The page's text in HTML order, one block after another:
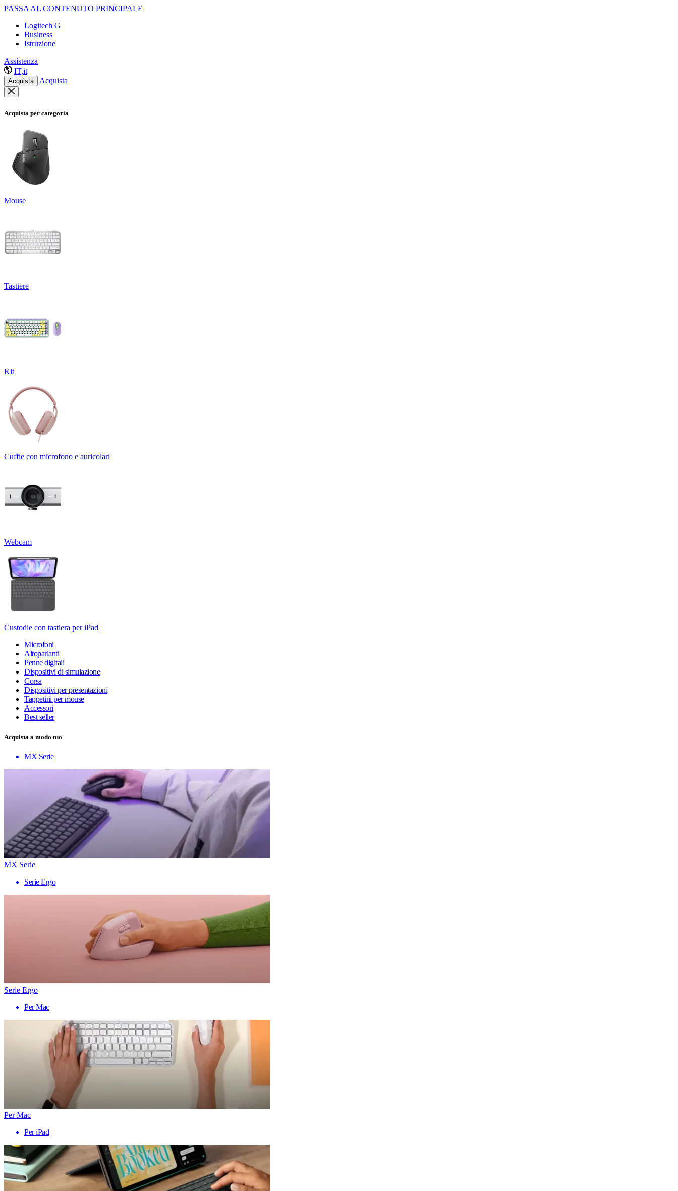
PASSA AL CONTENUTO PRINCIPALE
Logitech G
Business
Istruzione
Assistenza
IT,it
Acquista Acquista
Acquista per categoria
Mouse
Tastiere
Kit
Cuffie con microfono e auricolari
Webcam
Custodie con tastiera per iPad
Microfoni
Altoparlanti
Penne digitali
Dispositivi di simulazione
Corsa
Dispositivi per presentazioni
Tappetini per mouse
Accessori
Best seller
Acquista a modo tuo
MX Serie
MX Serie
Serie Ergo
Serie Ergo
Per Mac
Per Mac
Per iPad